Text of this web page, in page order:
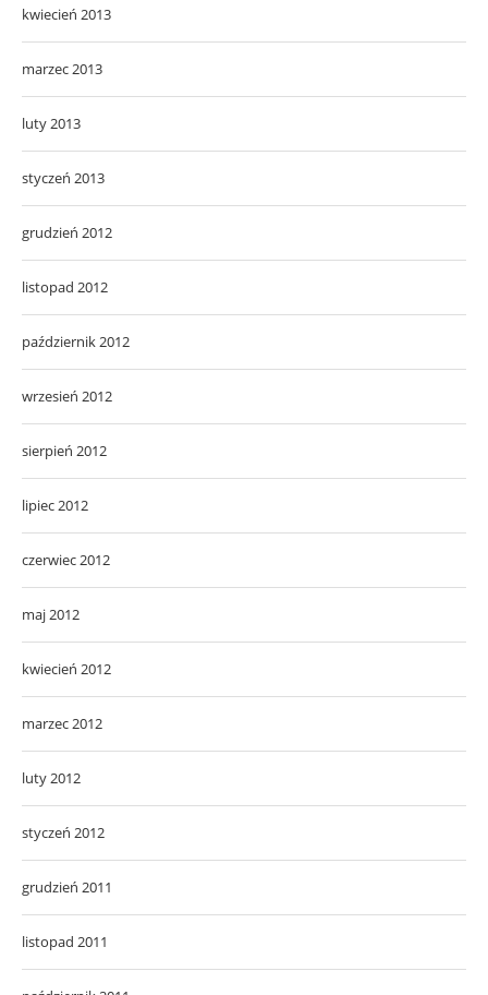
kwiecień 2013
marzec 2013
luty 2013
styczeń 2013
grudzień 2012
listopad 2012
październik 2012
wrzesień 2012
sierpień 2012
lipiec 2012
czerwiec 2012
maj 2012
kwiecień 2012
marzec 2012
luty 2012
styczeń 2012
grudzień 2011
listopad 2011